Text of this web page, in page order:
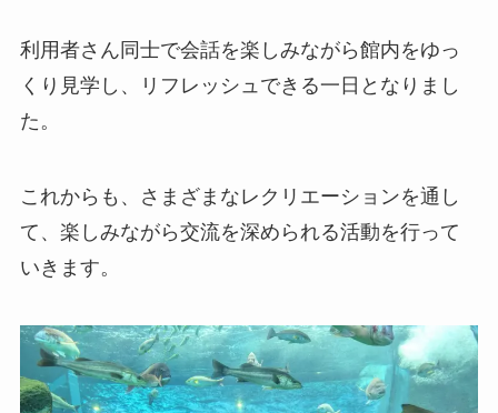
利用者さん同士で会話を楽しみながら館内をゆっ
くり見学し、リフレッシュできる一日となりまし
た。
これからも、さまざまなレクリエーションを通し
て、楽しみながら交流を深められる活動を行って
いきます。